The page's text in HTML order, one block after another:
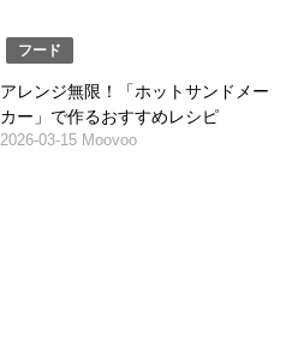
フード
アレンジ無限！「ホットサンドメー
カー」で作るおすすめレシピ
2026-03-15 Moovoo